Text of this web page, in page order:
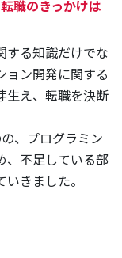
職のきっかけは
する知識だけでな
ョン開発に関する
生え、転職を決断
、プログラミン
、不足している部
きました。